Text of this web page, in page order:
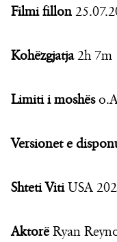
Filmi fillon
Kohëzgjatja2h 7m
Limiti i moshës
Versionet e
Shteti VitiUSA
Aktorë Ryan